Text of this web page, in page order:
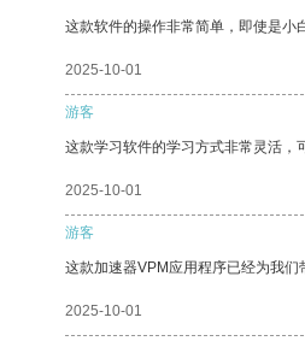
这款软件的操作非常简单，即使是小
2025-10-01
游客
这款学习软件的学习方式非常灵活，
2025-10-01
游客
这款加速器VPM应用程序已经为我们
2025-10-01